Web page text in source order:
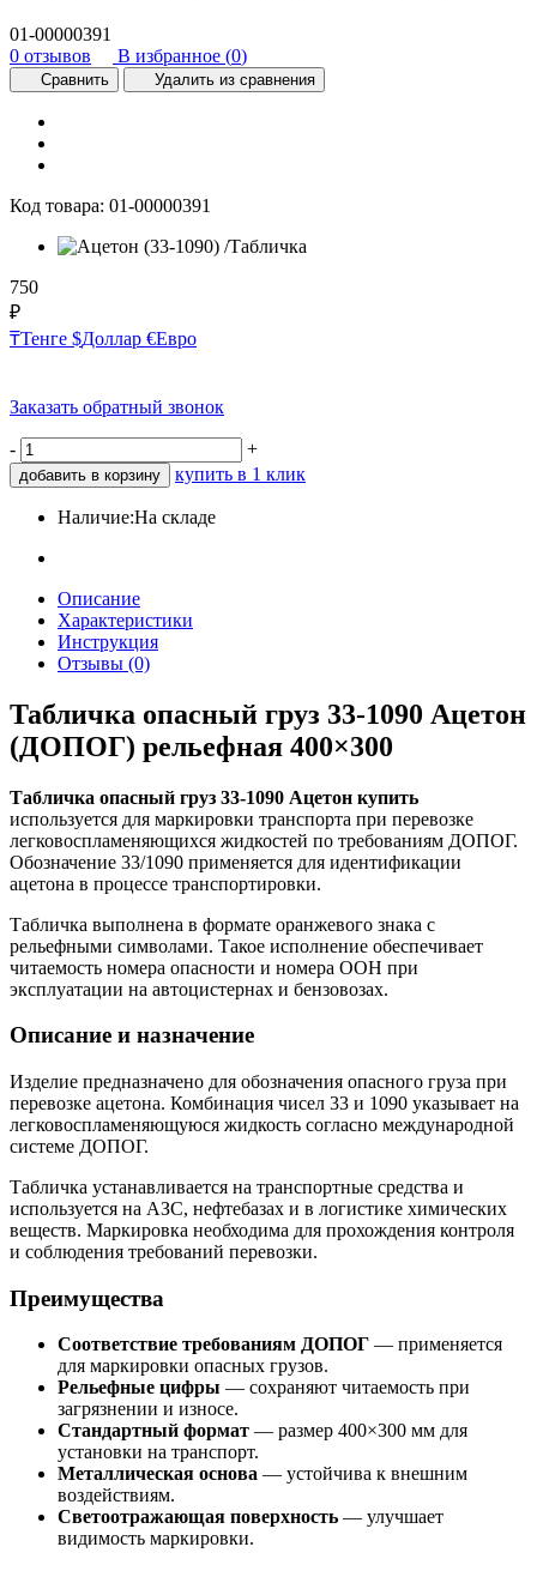
01-00000391
0 отзывов
В избранное (0)
Сравнить Удалить из сравнения
Код товара: 01-00000391
750
₽
₸Тенге $Доллар €Евро
Заказать обратный звонок
- +
добавить в корзину купить в 1 клик
Наличие:На складе
Описание
Характеристики
Инструкция
Отзывы (0)
Табличка опасный груз 33-1090 Ацетон
(ДОПОГ) рельефная 400×300
Табличка опасный груз 33-1090 Ацетон купить
используется для маркировки транспорта при перевозке
легковоспламеняющихся жидкостей по требованиям ДОПОГ.
Обозначение 33/1090 применяется для идентификации
ацетона в процессе транспортировки.
Табличка выполнена в формате оранжевого знака с
рельефными символами. Такое исполнение обеспечивает
читаемость номера опасности и номера ООН при
эксплуатации на автоцистернах и бензовозах.
Описание и назначение
Изделие предназначено для обозначения опасного груза при
перевозке ацетона. Комбинация чисел 33 и 1090 указывает на
легковоспламеняющуюся жидкость согласно международной
системе ДОПОГ.
Табличка устанавливается на транспортные средства и
используется на АЗС, нефтебазах и в логистике химических
веществ. Маркировка необходима для прохождения контроля
и соблюдения требований перевозки.
Преимущества
Соответствие требованиям ДОПОГ — применяется
для маркировки опасных грузов.
Рельефные цифры — сохраняют читаемость при
загрязнении и износе.
Стандартный формат — размер 400×300 мм для
установки на транспорт.
Металлическая основа — устойчива к внешним
воздействиям.
Светоотражающая поверхность — улучшает
видимость маркировки.